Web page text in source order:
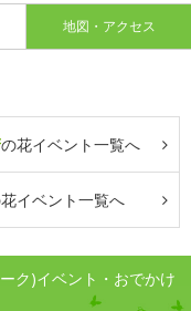
地図・アクセス
の花イベント一覧へ
イベント一覧へ
ク)イベント・おでかけ